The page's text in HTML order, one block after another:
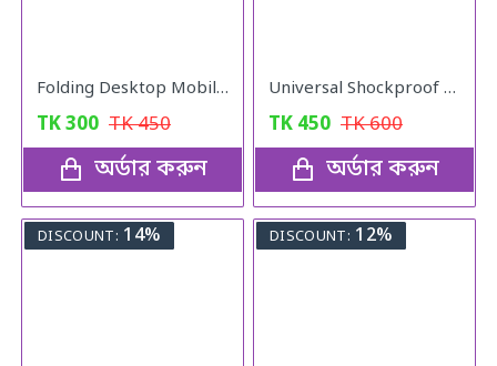
Folding Desktop Mobile Phone Stand
TK300 TK450
অর্ডার করুন
Universal Shockproof Foot Pads (4pcs)
TK 450 TK600
অর্ডার করুন
DISCOUNT: 14% DISCOUNT: 12%